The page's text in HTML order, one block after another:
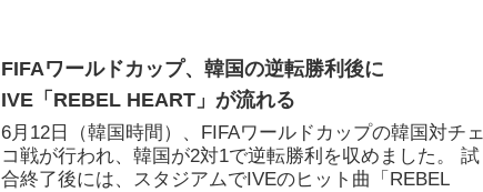
FIFAワールドカップ、韓国の逆転勝利後に
IVE「REBEL HEART」が流れる
6月12日（韓国時間）、FIFAワールドカップの韓国対チェ
コ戦が行われ、韓国が2対1で逆転勝利を収めました。 試
合終了後には、スタジアムでIVEのヒット曲「REBEL